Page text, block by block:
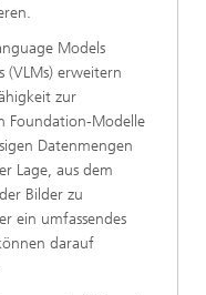
Models
(VLMs) erweitern
zur
Foundation-Modelle
Datenmengen
Lage, aus dem
Bilder zu
ein umfassendes
darauf